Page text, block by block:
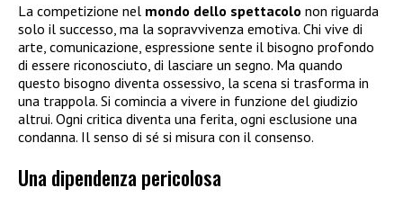
La competizione nel mondo dello spettacolo non riguarda
solo il successo, ma la sopravvivenza emotiva. Chi vive di
arte, comunicazione, espressione sente il bisogno profondo
di essere riconosciuto, di lasciare un segno. Ma quando
questo bisogno diventa ossessivo, la scena si trasforma in
una trappola. Si comincia a vivere in funzione del giudizio
altrui. Ogni critica diventa una ferita, ogni esclusione una
condanna. Il senso di sé si misura con il consenso.
Una dipendenza pericolosa